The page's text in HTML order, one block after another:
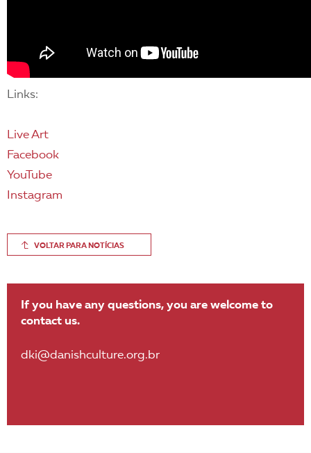
Links:
Live Art
Facebook
YouTube
Instagram
VOLTAR PARA NOTÍCIAS
If you have any questions, you are welcome to
contact us.
dki@danishculture.org.br